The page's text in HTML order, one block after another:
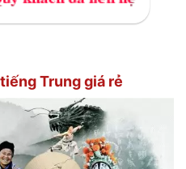
Trung giá rẻ